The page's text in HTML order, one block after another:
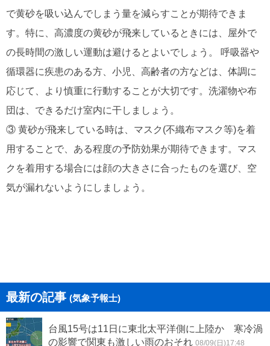
で黄砂を吸い込んでしまう量を減らすことが期待できま
す。特に、高濃度の黄砂が飛来しているときには、屋外で
の長時間の激しい運動は避けるとよいでしょう。 呼吸器や
循環器に疾患のある方、小児、高齢者の方などは、体調に
応じて、より慎重に行動することが大切です。洗濯物や布
団は、できるだけ室内に干しましょう。
③ 黄砂が飛来している時は、マスク(不織布マスク等)を着
用することで、ある程度の予防効果が期待できます。マス
クを着用する場合には顔の大きさに合ったものを選び、空
気が漏れないようにしましょう。
最新の記事 (気象予報士)
台風15号は11日に東北太平洋側に上陸か 寒冷渦
の影響で関東も激しい雨のおそれ 08/09(日)17:48